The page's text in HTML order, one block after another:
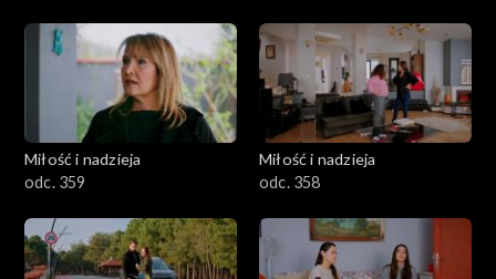
Miłość i nadzieja
odc. 359
Miłość i nadzieja
odc. 358